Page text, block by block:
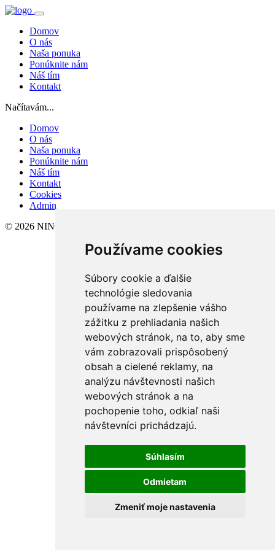
Používame cookies
Súbory cookie a ďalšie
technológie sledovania
používame na zlepšenie vášho
zážitku z prehliadania našich
webových stránok, na to, aby sme
vám zobrazovali prispôsobený
obsah a cielené reklamy, na
analýzu návštevnosti našich
webových stránok a na
pochopenie toho, odkiaľ naši
návštevníci prichádzajú.
Súhlasím
Odmietam
Zmeniť moje nastavenia
Domov
O nás
Naša ponuka
Ponúknite nám
Náš tím
Kontakt
Načítavám...
Domov
O nás
Naša ponuka
Ponúknite nám
Náš tím
Kontakt
Cookies
Admin
© 2026 NINO-REAL, s.r.o.